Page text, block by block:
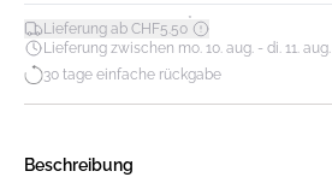
Lieferung ab CHF5.50*
Lieferung zwischen mo. 10. aug. - di. 11. aug.
30 tage einfache rückgabe
Beschreibung